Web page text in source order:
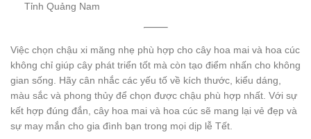
Tỉnh Quảng Nam
Việc chọn chậu xi măng nhẹ phù hợp cho cây hoa mai và hoa cúc
không chỉ giúp cây phát triển tốt mà còn tạo điểm nhấn cho không
gian sống. Hãy cân nhắc các yếu tố về kích thước, kiểu dáng,
màu sắc và phong thủy để chọn được chậu phù hợp nhất. Với sự
kết hợp đúng đắn, cây hoa mai và hoa cúc sẽ mang lại vẻ đẹp và
sự may mắn cho gia đình bạn trong mọi dịp lễ Tết.